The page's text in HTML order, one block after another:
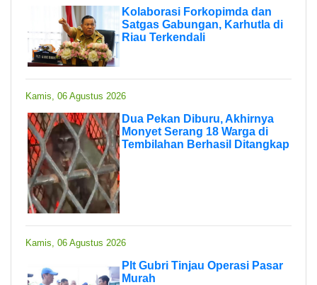
Kolaborasi Forkopimda dan
Satgas Gabungan, Karhutla di
Riau Terkendali
Kamis, 06 Agustus 2026
Dua Pekan Diburu, Akhirnya
Monyet Serang 18 Warga di
Tembilahan Berhasil Ditangkap
Kamis, 06 Agustus 2026
Plt Gubri Tinjau Operasi Pasar
Murah